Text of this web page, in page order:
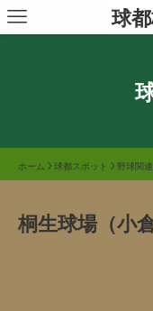
球
ホーム 球都スポット 野球関
桐生球場（小